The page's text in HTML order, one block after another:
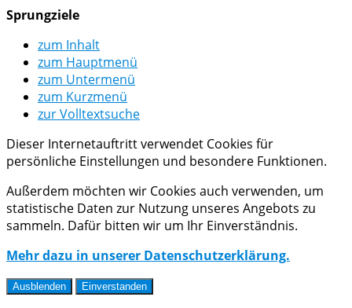
Sprungziele
zum Inhalt
zum Hauptmenü
zum Untermenü
zum Kurzmenü
zur Volltextsuche
Dieser Internetauftritt verwendet Cookies für
persönliche Einstellungen und besondere Funktionen.
Außerdem möchten wir Cookies auch verwenden, um
statistische Daten zur Nutzung unseres Angebots zu
sammeln. Dafür bitten wir um Ihr Einverständnis.
Mehr dazu in unserer Datenschutzerklärung.
Ausblenden Einverstanden